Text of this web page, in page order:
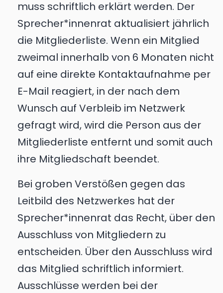
muss schriftlich erklärt werden. Der
Sprecher*innenrat aktualisiert jährlich
die Mitgliederliste. Wenn ein Mitglied
zweimal innerhalb von 6 Monaten nicht
auf eine direkte Kontaktaufnahme per
E-Mail reagiert, in der nach dem
Wunsch auf Verbleib im Netzwerk
gefragt wird, wird die Person aus der
Mitgliederliste entfernt und somit auch
ihre Mitgliedschaft beendet.
Bei groben Verstößen gegen das
Leitbild des Netzwerkes hat der
Sprecher*innenrat das Recht, über den
Ausschluss von Mitgliedern zu
entscheiden. Über den Ausschluss wird
das Mitglied schriftlich informiert.
Ausschlüsse werden bei der